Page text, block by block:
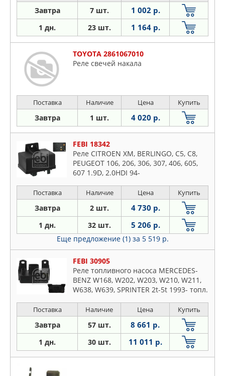
Завтра 7 шт. 1 002 р.
1 дн. 23 шт. 1 164 р.
TOYOTA 2861067010
Реле свечей накала
Поставка Наличие Цена Купить
Завтра 1 шт. 4 020 р.
FEBI 18342
Реле СITROEN XM, BERLINGO, C5, C8,
PEUGEOT 106, 206, 306, 307, 406, 605,
607 1.9D, 2.0HDI 94-
Поставка Наличие Цена Купить
Завтра 2 шт. 4 730 р.
1 дн. 32 шт. 5 206 р.
Еще предложение (1) за 5 519 р.
FEBI 30905
Реле топливного насоса MERCEDES-
BENZ W168, W202, W203, W210, W211,
W638, W639, SPRINTER 2t-5t 1993- топл.
Поставка Наличие Цена Купить
Завтра 57 шт. 8 661 р.
1 дн. 30 шт. 11 011 р.